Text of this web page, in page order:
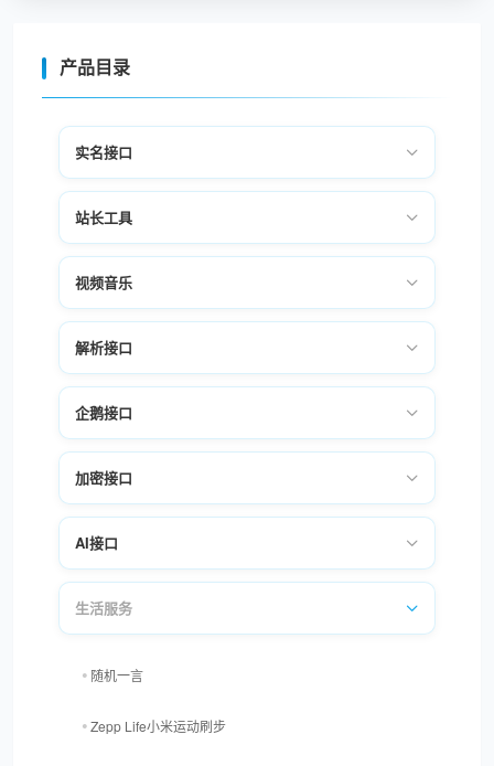
产品目录
实名接口
站长工具
视频音乐
解析接口
企鹅接口
加密接口
AI接口
生活服务
随机一言
Zepp Life小米运动刷步